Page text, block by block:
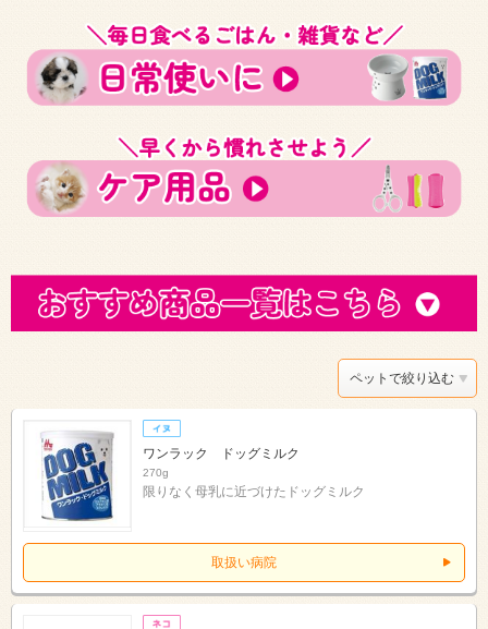
ペットで絞り込む
ワンラック ドッグミルク
270g
限りなく母乳に近づけたドッグミルク
取扱い病院